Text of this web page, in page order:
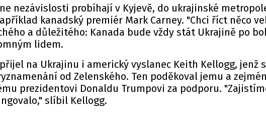
nezávislosti probíhají v Kyjevě, do ukrajinské
kanadský premiér Mark Carney. "Chci říct něco
a důležitého: Kanada bude vždy stát Ukrajině po
lidem.
na Ukrajinu i americký vyslanec Keith Kellogg, jenž
od Zelenského. Ten poděkoval jemu a
prezidentovi Donaldu Trumpovi za podporu.
slíbil Kellogg.